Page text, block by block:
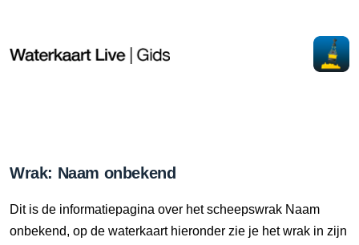
Wrak: Naam onbekend
Dit is de informatiepagina over het scheepswrak Naam
onbekend, op de waterkaart hieronder zie je het wrak in zijn